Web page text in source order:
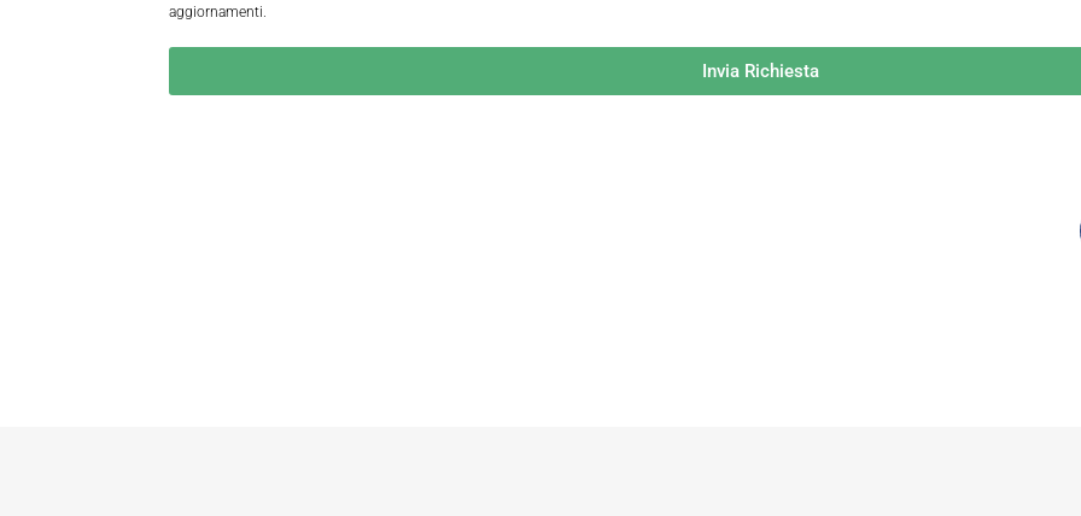
aggiornamenti.
Invia Richiesta